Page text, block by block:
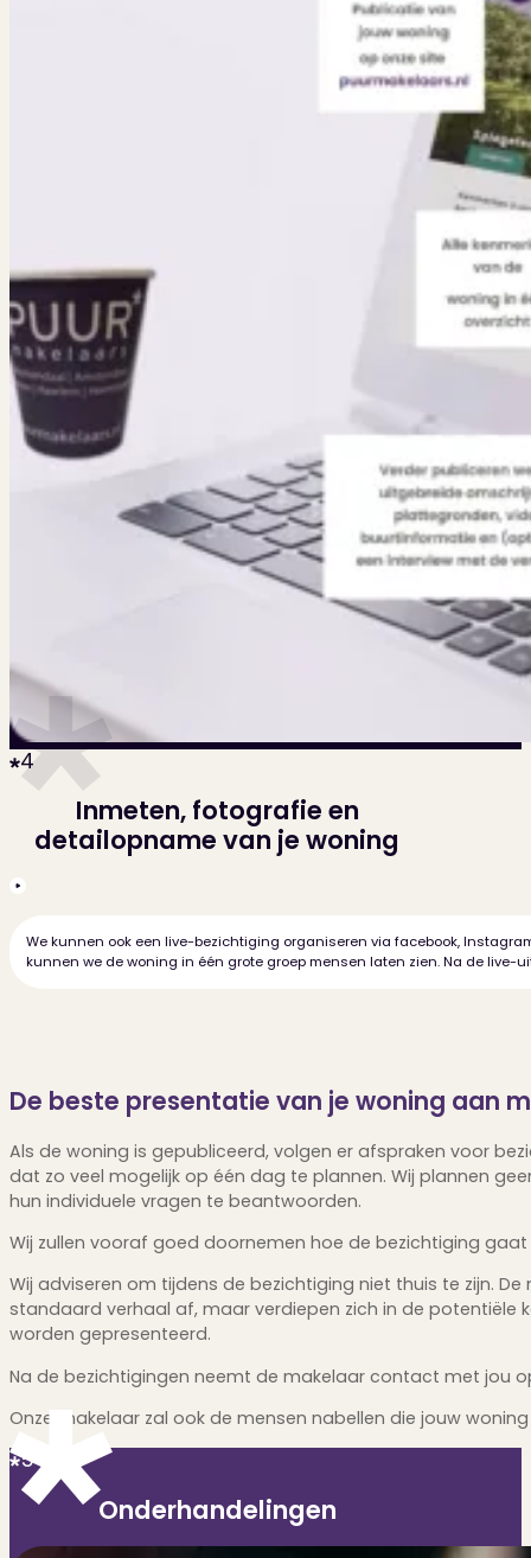
4
Inmeten, fotografie en
detailopname van je woning
De beste presentatie van je woning aan
Als de woning is gepubliceerd, volgen er afspraken voor
dat zo veel mogelijk op één dag te plannen. Wij plannen
hun individuele vragen te beantwoorden.
Wij zullen vooraf goed doornemen hoe de bezichtiging
Wij adviseren om tijdens de bezichtiging niet thuis te zijn.
standaard verhaal af, maar verdiepen zich in de potentiële
worden gepresenteerd.
Na de bezichtigingen neemt de makelaar contact met jou
Onze makelaar zal ook de mensen nabellen die jouw
We kunnen ook een live-bezichtiging organiseren via facebook,
kunnen we de woning in één grote groep mensen laten zien. Na de live-
5
Onderhandelingen